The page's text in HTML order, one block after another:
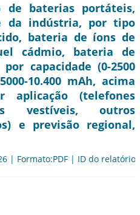
de baterias portáteis,
da indústria, por tipo
bateria de íons de
cádmio, bateria de
capacidade (0-2500
10.400 mAh, acima
aplicação (telefones
vestíveis, outros
e previsão regional,
| Formato:PDF | ID do relatório: